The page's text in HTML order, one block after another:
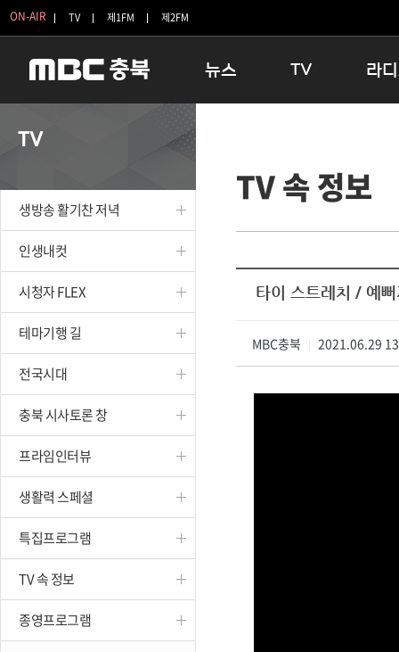
ON-AIR TV 제1FM 제2FM
뉴스
보은
옥천
TV
인생내컷
테마기행 길
시청자 FLEX
특집프로그램
종영프로그램
라
16:00 완
우리 고
TV
생방송 활기찬 저녁
인생내컷
시청자 FLEX
테마기행 길
전국시대
충북 시사토론 창
프라임인터뷰
생활력 스페셜
특집프로그램
TV 속 정보
종영프로그램
TV 속 정보
타이 스트레치 / 예
MBC충북 2021.06.29